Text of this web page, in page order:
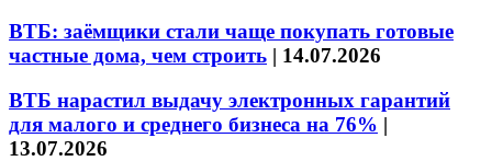
ВТБ: заёмщики стали чаще покупать готовые
частные дома, чем строить | 14.07.2026
ВТБ нарастил выдачу электронных гарантий
для малого и среднего бизнеса на 76% |
13.07.2026